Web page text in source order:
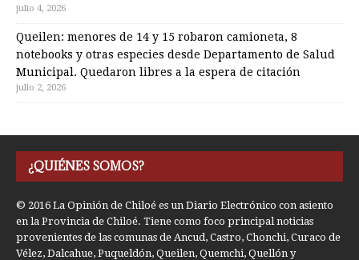
julio 4, 2026
Queilen: menores de 14 y 15 robaron camioneta, 8
notebooks y otras especies desde Departamento de Salud
Municipal. Quedaron libres a la espera de citación
julio 2, 2026
¿QUIÉNES SOMOS?
© 2016 La Opinión de Chiloé es un Diario Electrónico con asiento
en la Provincia de Chiloé. Tiene como foco principal noticias
provenientes de las comunas de Ancud, Castro, Chonchi, Curaco de
Vélez, Dalcahue, Puqueldón, Queilen, Quemchi, Quellón y